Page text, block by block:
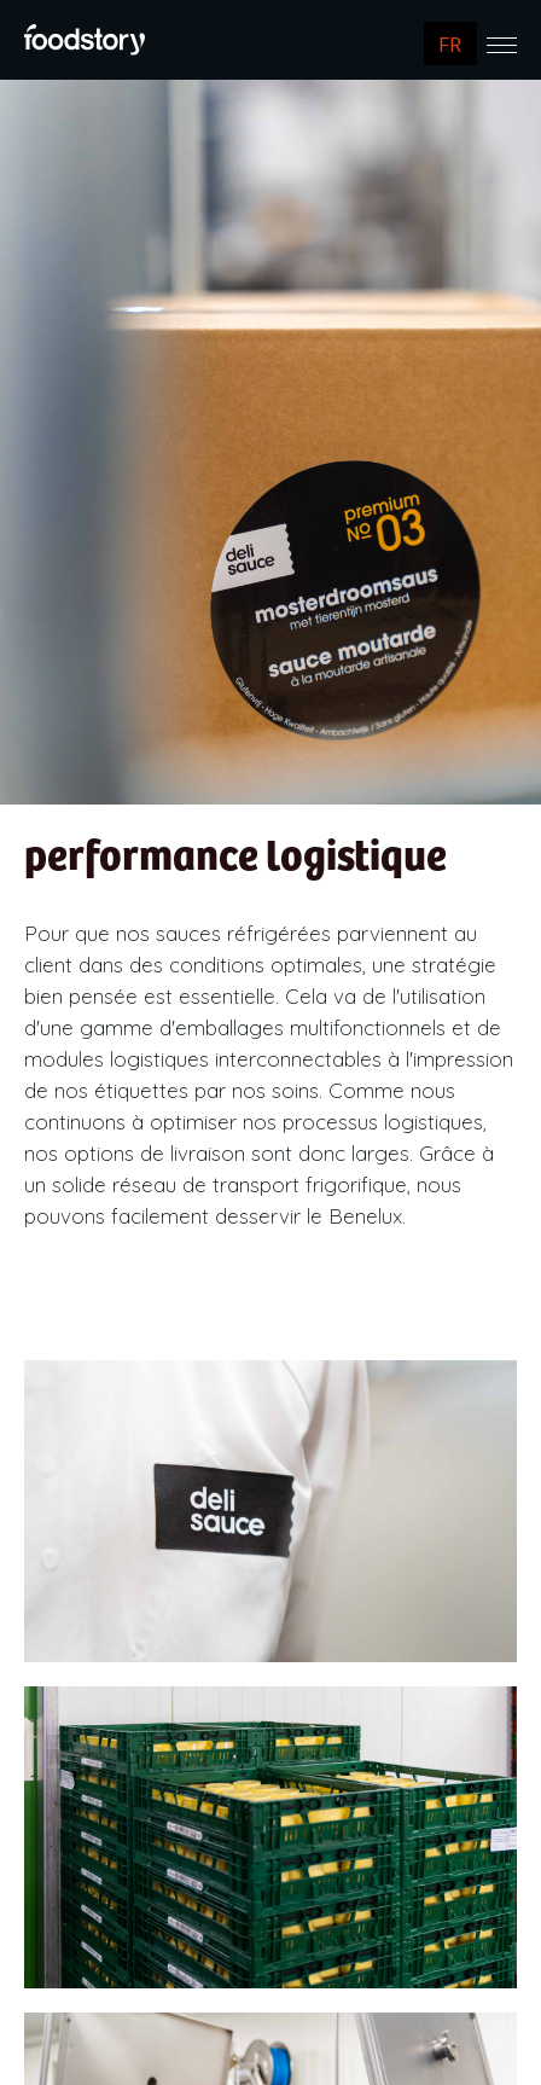
FR
NL
performance logistique
Pour que nos sauces réfrigérées parviennent au
client dans des conditions optimales, une stratégie
bien pensée est essentielle. Cela va de l'utilisation
d'une gamme d'emballages multifonctionnels et de
modules logistiques interconnectables à l'impression
de nos étiquettes par nos soins. Comme nous
continuons à optimiser nos processus logistiques,
nos options de livraison sont donc larges. Grâce à
un solide réseau de transport frigorifique, nous
pouvons facilement desservir le Benelux.